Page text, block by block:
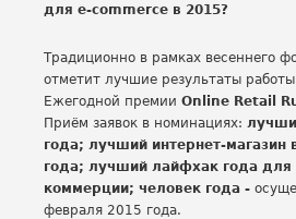
для e-commerce в 2015?
Традиционно в рамках весеннего
отметит лучшие результаты
Ежегодной премии Online Retail
Приём заявок в номинациях:
года; лучший интернет-магазин
года; лучший лайфхак года для
коммерции; человек года -
февраля 2015 года.